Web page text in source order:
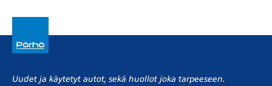
Uudet ja käytetyt autot, sekä huollot joka tarpeeseen.